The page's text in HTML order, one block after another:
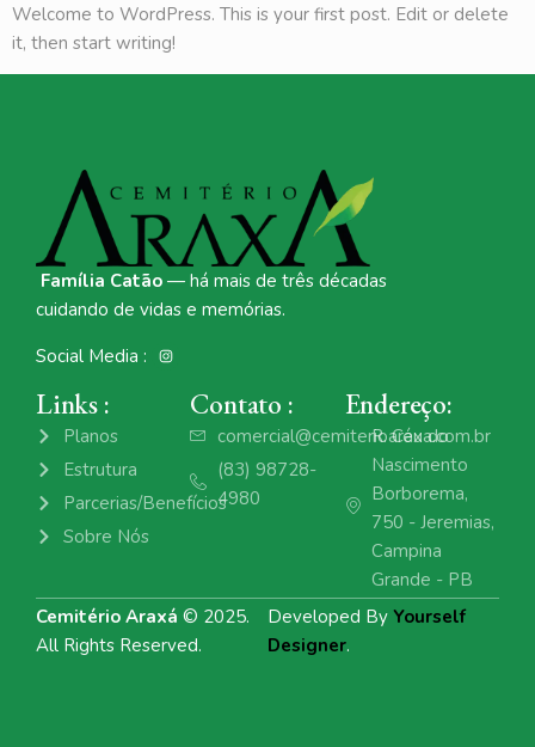
Welcome to WordPress. This is your first post. Edit or delete
it, then start writing!
Família Catão — há mais de três décadas
cuidando de vidas e memórias.
Social Media :
Links :
Planos
Estrutura
Parcerias/Benefícios
Sobre Nós
Contato :
comercial@cemiterioaraxa.com.br
(83) 98728-
4980
Endereço:
R. Céu do
Nascimento
Borborema,
750 - Jeremias,
Campina
Grande - PB
Cemitério Araxá © 2025.
All Rights Reserved.
Developed By Yourself
Designer.